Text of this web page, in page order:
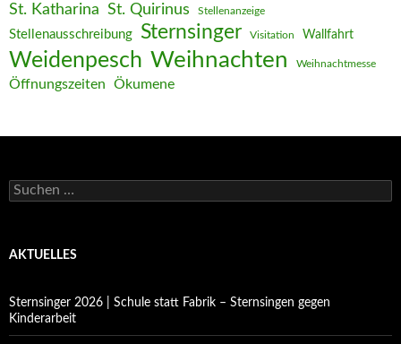
St. Katharina St. Quirinus Stellenanzeige
Stellenausschreibung Sternsinger Visitation Wallfahrt
Weidenpesch Weihnachten Weihnachtmesse
Öffnungszeiten Ökumene
Suchen
nach:
AKTUELLES
Sternsinger 2026 | Schule statt Fabrik – Sternsingen gegen
Kinderarbeit